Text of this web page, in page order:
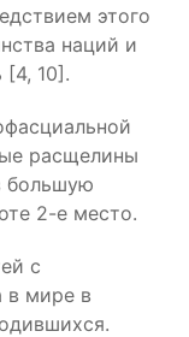
этого
наций и
[4, 10].
расщелины
большую
2-е место.
с
в мире в